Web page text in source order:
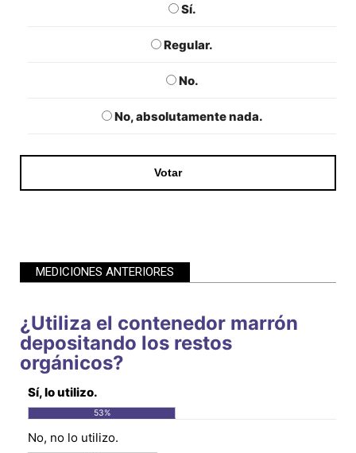
Sí.
Regular.
No.
No, absolutamente nada.
MEDICIONES ANTERIORES
¿Utiliza el contenedor marrón
depositando los restos
orgánicos?
Sí, lo utilizo.
53%
No, no lo utilizo.